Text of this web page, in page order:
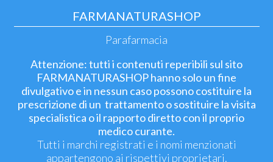
FARMANATURASHOP
Parafarmacia
Attenzione: tutti i contenuti reperibili sul sito
FARMANATURASHOP hanno solo un fine
divulgativo e in nessun caso possono costituire la
prescrizione di un trattamento o sostituire la visita
specialistica o il rapporto diretto con il proprio
medico curante.
Tutti i marchi registrati e i nomi menzionati
appartengono ai rispettivi proprietari.